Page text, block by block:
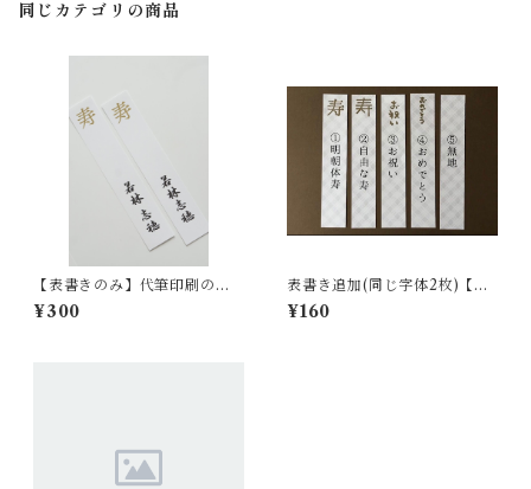
同じカテゴリの商品
【表書きのみ】代筆印刷のペ
ージ【表書き2枚セット】
¥300
表書き追加(同じ字体2枚)【全1
0種】
¥160